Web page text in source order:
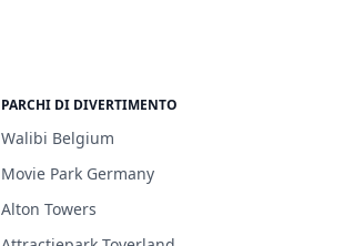
PARCHI DI DIVERTIMENTO
Walibi Belgium
Movie Park Germany
Alton Towers